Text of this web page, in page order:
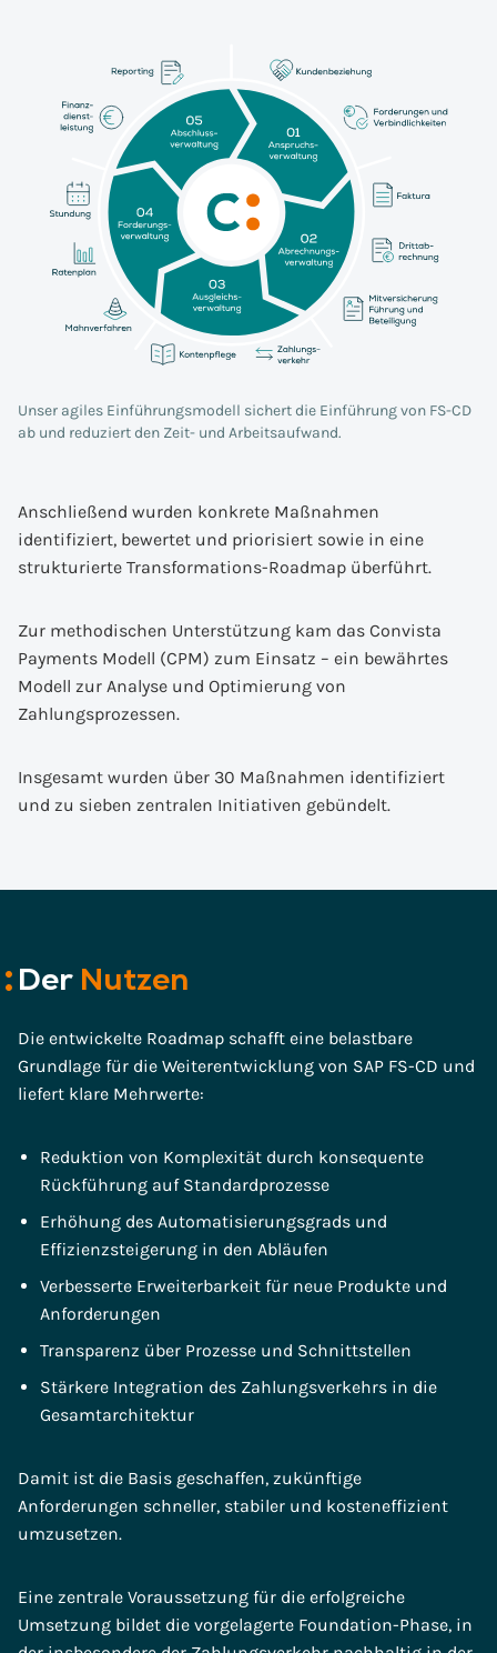
Unser agiles Einführungsmodell sichert die Einführung von FS-CD
ab und reduziert den Zeit- und Arbeitsaufwand.
Anschließend wurden konkrete Maßnahmen
identifiziert, bewertet und priorisiert sowie in eine
strukturierte Transformations-Roadmap überführt.
Zur methodischen Unterstützung kam das Convista
Payments Modell (CPM) zum Einsatz – ein bewährtes
Modell zur Analyse und Optimierung von
Zahlungsprozessen.
Insgesamt wurden über 30 Maßnahmen identifiziert
und zu sieben zentralen Initiativen gebündelt.
Der Nutzen
Die entwickelte Roadmap schafft eine belastbare
Grundlage für die Weiterentwicklung von SAP FS-CD und
liefert klare Mehrwerte:
Reduktion von Komplexität durch konsequente
Rückführung auf Standardprozesse
Erhöhung des Automatisierungsgrads und
Effizienzsteigerung in den Abläufen
Verbesserte Erweiterbarkeit für neue Produkte und
Anforderungen
Transparenz über Prozesse und Schnittstellen
Stärkere Integration des Zahlungsverkehrs in die
Gesamtarchitektur
Damit ist die Basis geschaffen, zukünftige
Anforderungen schneller, stabiler und kosteneffizient
umzusetzen.
Eine zentrale Voraussetzung für die erfolgreiche
Umsetzung bildet die vorgelagerte Foundation-Phase, in